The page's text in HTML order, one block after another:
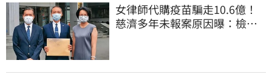
女律師代購疫苗騙走10.6億！
慈濟多年未報案原因曝：檢警